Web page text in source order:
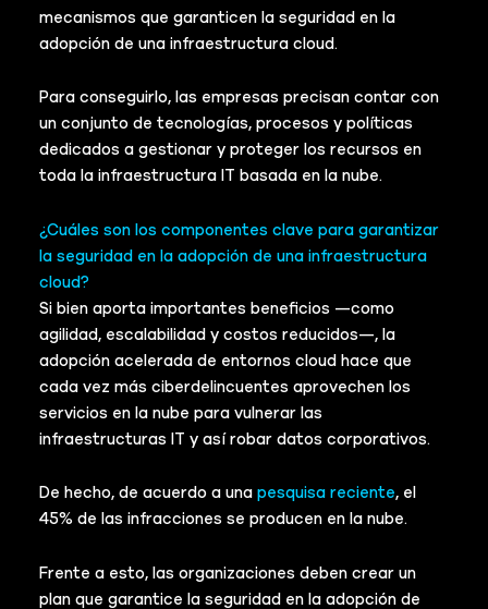
mecanismos que garanticen la seguridad en la
adopción de una infraestructura cloud.
Para conseguirlo, las empresas precisan contar con
un conjunto de tecnologías, procesos y políticas
dedicados a gestionar y proteger los recursos en
toda la infraestructura IT basada en la nube.
¿Cuáles son los componentes clave para garantizar
la seguridad en la adopción de una infraestructura
cloud?
Si bien aporta importantes beneficios —como
agilidad, escalabilidad y costos reducidos—, la
adopción acelerada de entornos cloud hace que
cada vez más ciberdelincuentes aprovechen los
servicios en la nube para vulnerar las
infraestructuras IT y así robar datos corporativos.
De hecho, de acuerdo a unapesquisa reciente, el
45% de las infracciones se producen en la nube.
Frente a esto, las organizaciones deben crear un
plan que garantice la seguridad en la adopción de